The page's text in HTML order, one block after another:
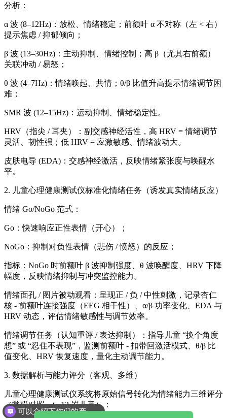
分析：
α 波 (8–12Hz)：放松、情绪稳定；前额叶 α 不对称（左 < 右）
提示焦虑 / 抑郁倾向；
β 波 (13–30Hz)：主动抑制、情绪控制；高 β（尤其右前额）
关联冲动 / 易怒；
θ 波 (4–7Hz)：情绪唤起、共情；θ/β 比值升高提示情绪调节困
难；
SMR 波 (12–15Hz)：运动抑制、情绪稳定性。
HRV（指尖 / 耳夹）：副交感神经活性，高 HRV = 情绪调节
灵活、韧性强；低 HRV = 应激敏感、情绪波动大。
皮肤电导 (EDA)：交感神经激活，反映情绪紧张度与唤醒水
平。
2. 儿童心理健康测试仪标准化情绪任务（诱发真实情绪反应）
情绪 Go/NoGo 范式：
Go：快速响应正性表情（开心）；
NoGo：抑制对负性表情（悲伤 / 愤怒）的反应；
指标：NoGo 时前额叶 β 波抑制强度、θ 波唤醒度、HRV 下降
幅度，反映情绪抑制与冲突监控能力。
情绪面孔 / 图片被动观看：呈现正 / 负 / 中性刺激，记录杏仁
核 - 前额叶连接强度（EEG 相干性）、α/β 功率变化、EDA 与
HRV 动态，评估情绪敏感性与调节效率。
情绪调节任务（认知重评 / 表达抑制）：指导儿童 “换个角度
想” 或 “忍住不表现”，监测前额叶 - 扣带回激活模式、θ/β 比
值变化、HRV 恢复速度，量化主动调节能力。
3. 数据解析与能力评分（客观、多维）
儿童心理健康测试仪系统将原始信号转化为情绪能力三维评分
（常模对照，6–12 岁儿童）：
可以介绍下你们的产品么